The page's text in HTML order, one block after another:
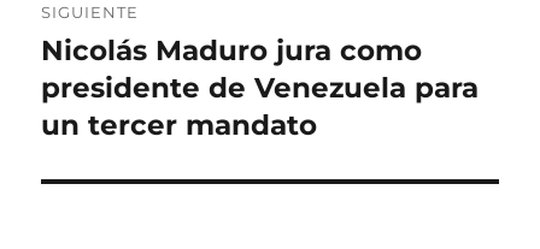
a
c
i
ó
a
n
t
SIGUIENTE
E
n
t
a
Nicolás Maduro jura como
presidente de Venezuela para
un tercer mandato